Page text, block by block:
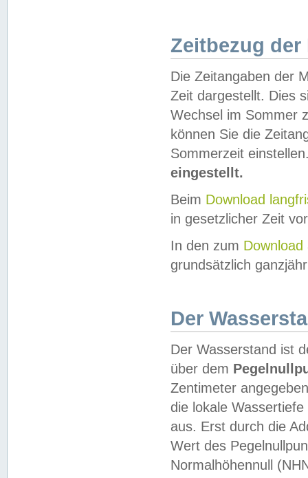
Zeitbezug der
Die Zeitangaben der
Zeit dargestellt. Dies
Wechsel im Sommer
können Sie die
Sommerzeit
eingestellt.
Beim Download
in gesetzlicher Zeit
In den zum Download
grundsätzlich
Der
Der Wasserstand ist
über dem
Zentimeter
die lokale
aus. Erst durch die
Wert des
Normalhöhennull